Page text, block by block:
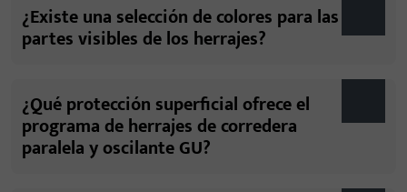
¿Existe una selección de colores para las
partes visibles de los herrajes?
¿Qué protección superficial ofrece el
programa de herrajes de corredera
paralela y oscilante GU?